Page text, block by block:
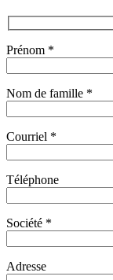
Prénom *
Nom de famille *
Courriel *
Téléphone
Société *
Adresse